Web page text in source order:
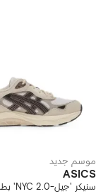
موسم جديد
ASICS
سنيكر 'جيل-NYC 2.0' بطبقة شمواه